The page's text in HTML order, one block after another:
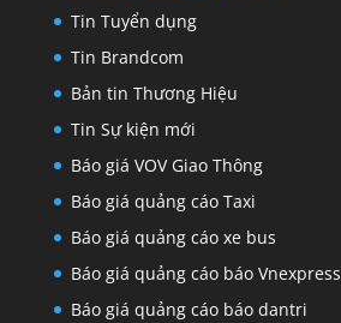
Tin Tuyển dụng
Tin Brandcom
Bản tin Thương Hiệu
Tin Sự kiện mới
Báo giá VOV Giao Thông
Báo giá quảng cáo Taxi
Báo giá quảng cáo xe bus
Báo giá quảng cáo báo Vnexpress
Báo giá quảng cáo báo dantri